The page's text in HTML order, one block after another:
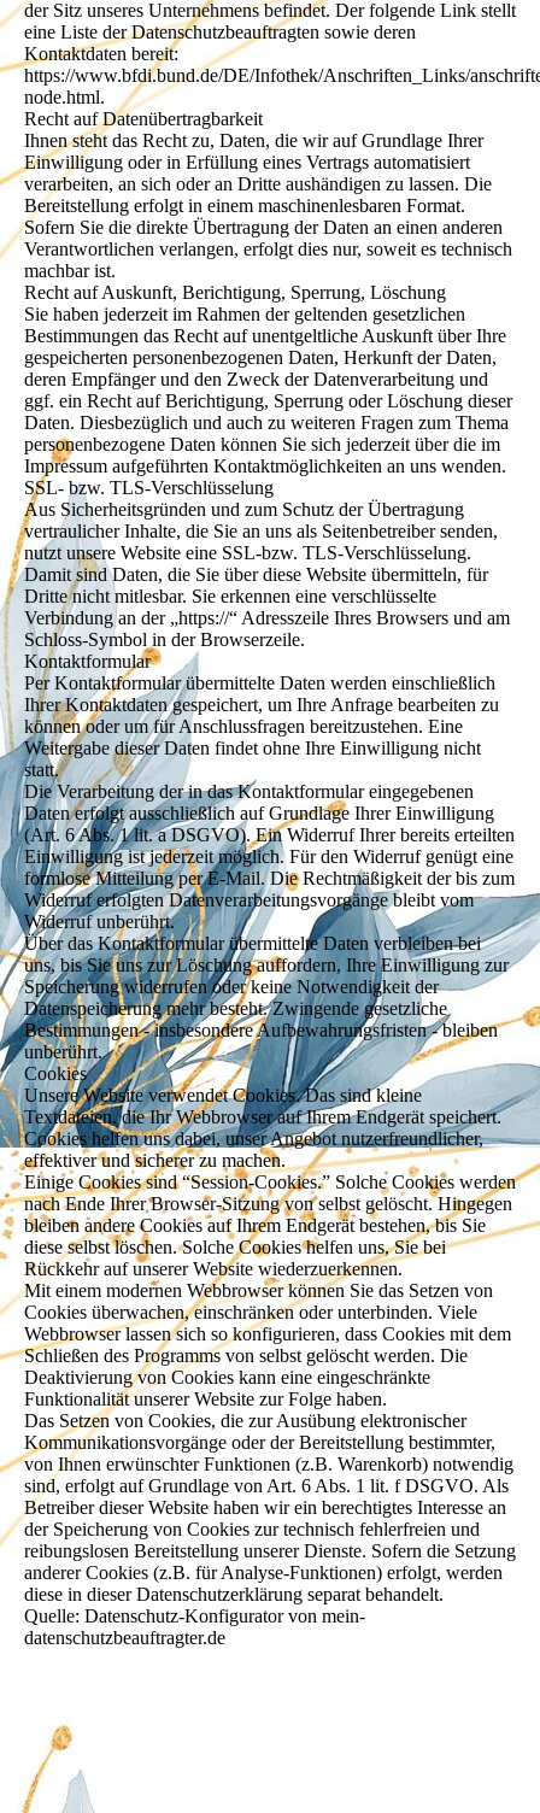
der Sitz unseres Unternehmens befindet. Der folgende Link stellt
eine Liste der Datenschutzbeauftragten sowie deren
Kontaktdaten bereit:
https://www.bfdi.bund.de/DE/Infothek/Anschriften_Links/
node.html.
Recht auf Datenübertragbarkeit
Ihnen steht das Recht zu, Daten, die wir auf Grundlage Ihrer
Einwilligung oder in Erfüllung eines Vertrags automatisiert
verarbeiten, an sich oder an Dritte aushändigen zu lassen. Die
Bereitstellung erfolgt in einem maschinenlesbaren Format.
Sofern Sie die direkte Übertragung der Daten an einen anderen
Verantwortlichen verlangen, erfolgt dies nur, soweit es technisch
machbar ist.
Recht auf Auskunft, Berichtigung, Sperrung, Löschung
Sie haben jederzeit im Rahmen der geltenden gesetzlichen
Bestimmungen das Recht auf unentgeltliche Auskunft über Ihre
gespeicherten personenbezogenen Daten, Herkunft der Daten,
deren Empfänger und den Zweck der Datenverarbeitung und
ggf. ein Recht auf Berichtigung, Sperrung oder Löschung dieser
Daten. Diesbezüglich und auch zu weiteren Fragen zum Thema
personenbezogene Daten können Sie sich jederzeit über die im
Impressum aufgeführten Kontaktmöglichkeiten an uns wenden.
SSL- bzw. TLS-Verschlüsselung
Aus Sicherheitsgründen und zum Schutz der Übertragung
vertraulicher Inhalte, die Sie an uns als Seitenbetreiber senden,
nutzt unsere Website eine SSL-bzw. TLS-Verschlüsselung.
Damit sind Daten, die Sie über diese Website übermitteln, für
Dritte nicht mitlesbar. Sie erkennen eine verschlüsselte
Verbindung an der „https://“ Adresszeile Ihres Browsers und am
Schloss-Symbol in der Browserzeile.
Kontaktformular
Per Kontaktformular übermittelte Daten werden einschließlich
Ihrer Kontaktdaten gespeichert, um Ihre Anfrage bearbeiten zu
können oder um für Anschlussfragen bereitzustehen. Eine
Weitergabe dieser Daten findet ohne Ihre Einwilligung nicht
statt.
Die Verarbeitung der in das Kontaktformular eingegebenen
Daten erfolgt ausschließlich auf Grundlage Ihrer Einwilligung
(Art. 6 Abs. 1 lit. a DSGVO). Ein Widerruf Ihrer bereits erteilten
Einwilligung ist jederzeit möglich. Für den Widerruf genügt eine
formlose Mitteilung per E-Mail. Die Rechtmäßigkeit der bis zum
Widerruf erfolgten Datenverarbeitungsvorgänge bleibt vom
Widerruf unberührt.
Über das Kontaktformular übermittelte Daten verbleiben bei
uns, bis Sie uns zur Löschung auffordern, Ihre Einwilligung zur
Speicherung widerrufen oder keine Notwendigkeit der
Datenspeicherung mehr besteht. Zwingende gesetzliche
Bestimmungen - insbesondere Aufbewahrungsfristen - bleiben
unberührt.
Cookies
Unsere Website verwendet Cookies. Das sind kleine
Textdateien, die Ihr Webbrowser auf Ihrem Endgerät speichert.
Cookies helfen uns dabei, unser Angebot nutzerfreundlicher,
effektiver und sicherer zu machen.
Einige Cookies sind “Session-Cookies.” Solche Cookies werden
nach Ende Ihrer Browser-Sitzung von selbst gelöscht. Hingegen
bleiben andere Cookies auf Ihrem Endgerät bestehen, bis Sie
diese selbst löschen. Solche Cookies helfen uns, Sie bei
Rückkehr auf unserer Website wiederzuerkennen.
Mit einem modernen Webbrowser können Sie das Setzen von
Cookies überwachen, einschränken oder unterbinden. Viele
Webbrowser lassen sich so konfigurieren, dass Cookies mit dem
Schließen des Programms von selbst gelöscht werden. Die
Deaktivierung von Cookies kann eine eingeschränkte
Funktionalität unserer Website zur Folge haben.
Das Setzen von Cookies, die zur Ausübung elektronischer
Kommunikationsvorgänge oder der Bereitstellung bestimmter,
von Ihnen erwünschter Funktionen (z.B. Warenkorb) notwendig
sind, erfolgt auf Grundlage von Art. 6 Abs. 1 lit. f DSGVO. Als
Betreiber dieser Website haben wir ein berechtigtes Interesse an
der Speicherung von Cookies zur technisch fehlerfreien und
reibungslosen Bereitstellung unserer Dienste. Sofern die Setzung
anderer Cookies (z.B. für Analyse-Funktionen) erfolgt, werden
diese in dieser Datenschutzerklärung separat behandelt.
Quelle: Datenschutz-Konfigurator von mein-
datenschutzbeauftragter.de